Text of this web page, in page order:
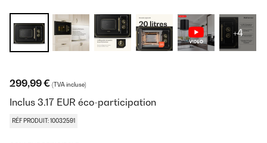
+4
299,99 € (TVA incluse)
Inclus 3.17 EUR éco-participation
RÉF PRODUIT: 10032591